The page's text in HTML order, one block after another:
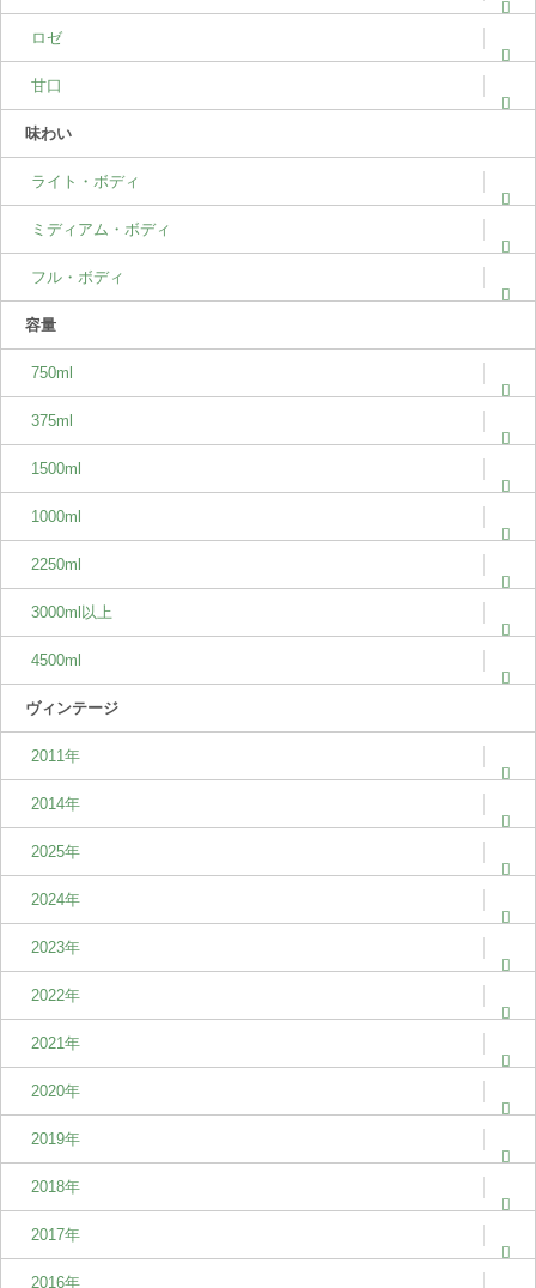
ロゼ
甘口
味わい
ライト・ボディ
ミディアム・ボディ
フル・ボディ
容量
750ml
375ml
1500ml
1000ml
2250ml
3000ml以上
4500ml
ヴィンテージ
2011年
2014年
2025年
2024年
2023年
2022年
2021年
2020年
2019年
2018年
2017年
2016年